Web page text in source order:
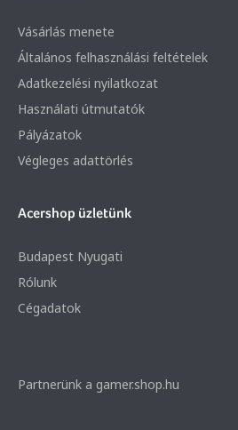
Vásárlás menete
Általános felhasználási feltételek
Adatkezelési nyilatkozat
Használati útmutatók
Pályázatok
Végleges adattörlés
Acershop üzletünk
Budapest Nyugati
Rólunk
Cégadatok
Partnerünk a gamer.shop.hu